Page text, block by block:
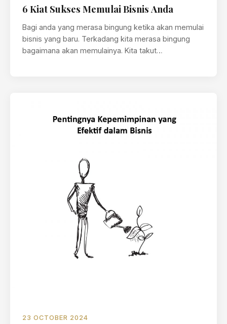
6 Kiat Sukses Memulai Bisnis Anda
Bagi anda yang merasa bingung ketika akan memulai
bisnis yang baru. Terkadang kita merasa bingung
bagaimana akan memulainya. Kita takut…
23 OCTOBER 2024